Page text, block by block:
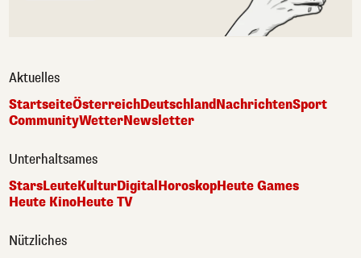
Aktuelles
StartseiteÖsterreichDeutschlandNachrichtenSport
CommunityWetterNewsletter
Unterhaltsames
StarsLeuteKulturDigitalHoroskopHeute Games
Heute KinoHeute TV
Nützliches